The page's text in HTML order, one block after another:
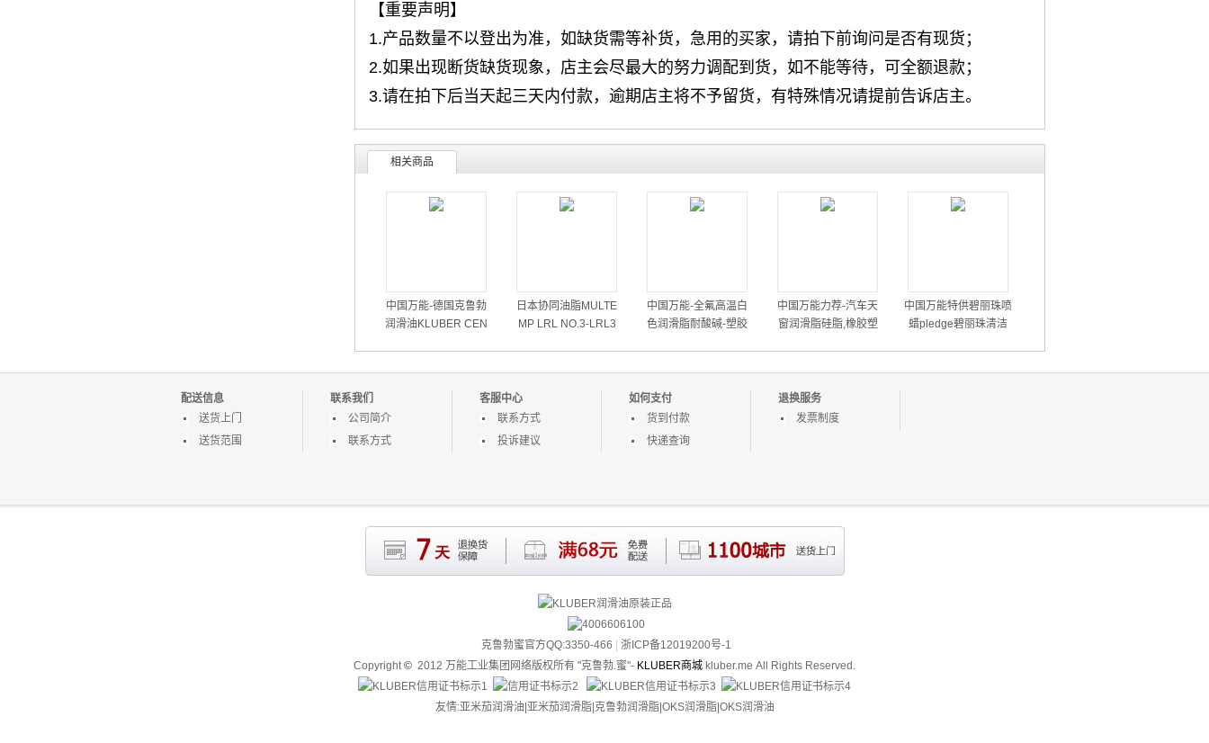
【重要声明】
1.产品数量不以登出为准，如缺货需等补货，急用的买家，请拍下前询问是否有现货；
2.如果出现断货缺货现象，店主会尽最大的努力调配到货，如不能等待，可全额退款；
3.请在拍下后当天起三天内付款，逾期店主将不予留货，有特殊情况请提前告诉店主。
相关商品
中国万能-德国克鲁勃
润滑油KLUBER CEN
日本协同油脂MULTE
MP LRL NO.3-LRL3
中国万能-全氟高温白
色润滑脂耐酸碱-塑胶
中国万能力荐-汽车天
窗润滑脂硅脂,橡胶塑
中国万能特供碧丽珠喷
蜡pledge碧丽珠清洁
配送信息
送货上门
送货范围
联系我们
公司简介
联系方式
客服中心
联系方式
投诉建议
如何支付
货到付款
快递查询
退换服务
发票制度
克鲁勃蜜官方QQ:3350-466
浙ICP备12019200号-1
Copyright© 2012 万能工业集团网络版权所有 "克鲁勃.蜜"- KLUBER商城 kluber.me All Rights Reserved.
友情:亚米茄润滑油| 亚米茄润滑脂|克鲁勃润滑脂| OKS润滑脂| OKS润滑油